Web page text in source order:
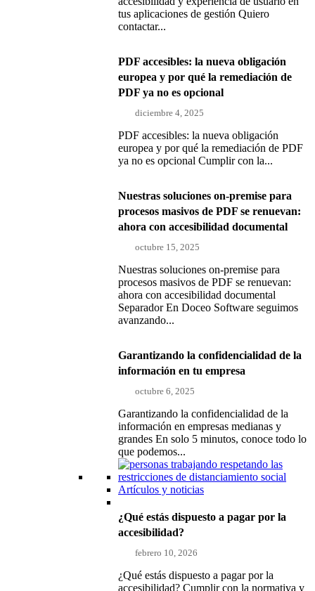
tus aplicaciones de gestión Quiero
contactar...
PDF accesibles: la nueva obligación
europea y por qué la remediación de
PDF ya no es opcional
diciembre 4, 2025
PDF accesibles: la nueva obligación
europea y por qué la remediación de PDF
ya no es opcional Cumplir con la...
Nuestras soluciones on-premise para
procesos masivos de PDF se renuevan:
ahora con accesibilidad documental
octubre 15, 2025
Nuestras soluciones on-premise para
procesos masivos de PDF se renuevan:
ahora con accesibilidad documental
Separador En Doceo Software seguimos
avanzando...
Garantizando la confidencialidad de la
información en tu empresa
octubre 6, 2025
Garantizando la confidencialidad de la
información en empresas medianas y
grandes En solo 5 minutos, conoce todo lo
que podemos...
Artículos y noticias
¿Qué estás dispuesto a pagar por la
accesibilidad?
febrero 10, 2026
¿Qué estás dispuesto a pagar por la
accesibilidad? Cumplir con la normativa y